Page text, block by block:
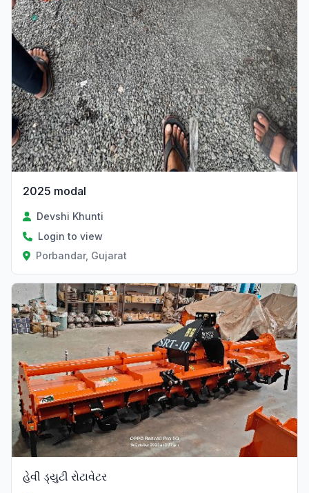
2025 modal
Devshi Khunti
Login to view
Porbandar, Gujarat
Verified
હેવી ડ્યુટી રોટાવેટર